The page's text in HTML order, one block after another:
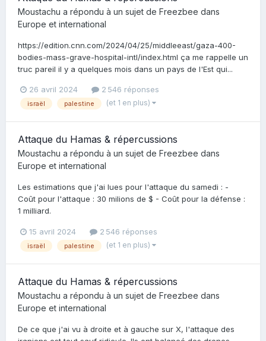
Moustachu a répondu à un sujet de Freezbee dans
Europe et international
https://edition.cnn.com/2024/04/25/middleeast/gaza-400-
bodies-mass-grave-hospital-intl/index.html ça me rappelle un
truc pareil il y a quelques mois dans un pays de l'Est qui...
26 avril 2024 2 546 réponses
israël palestine (et 1 en plus)
Attaque du Hamas & répercussions
Moustachu a répondu à un sujet de Freezbee dans
Europe et international
Les estimations que j'ai lues pour l'attaque du samedi : -
Coût pour l'attaque : 30 milions de $ - Coût pour la défense :
1 milliard.
15 avril 2024 2 546 réponses
israël palestine (et 1 en plus)
Attaque du Hamas & répercussions
Moustachu a répondu à un sujet de Freezbee dans
Europe et international
De ce que j'ai vu à droite et à gauche sur X, l'attaque des